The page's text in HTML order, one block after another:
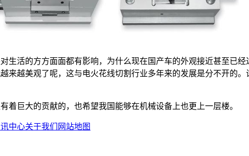
生活的方方面面都有影响，为什么现在国产车的外观接近甚至已
来越美观了呢，这与电火花线切割行业多年来的发展是分不开的
巨大的贡献的，也希望我国能够在机械设备上也更上一层楼。
中心关于我们 网站地图